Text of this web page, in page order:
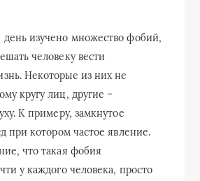
изучено множество фобий,
человеку вести
Некоторые из них не
кругу лиц, другие –
К примеру, замкнутое
при котором частое явление.
что такая фобия
у каждого человека, просто